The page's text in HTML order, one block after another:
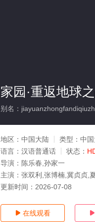
家园·重返地球
别名：
地区： 中国大陆 类型： 中
语言： 汉语普通话 状态：
导演： 陈乐春,孙家一
主演： 张双利,张博楠,冀贞贞,
更新时间： 2026-07-08
 在线观看 